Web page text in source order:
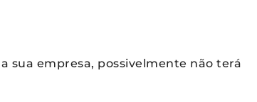
sua empresa, possivelmente não terá